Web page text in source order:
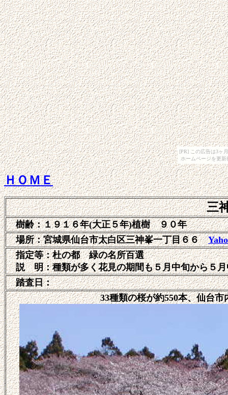
[PR] この広告は3ヶ
ホームページを更
ＨＯＭＥ
三
樹齢：１９１６年(大正５年)植樹 ９０年
場所：宮城県仙台市太白区三神峯一丁目６６
指定等：杜の都 緑の名所百選
説 明：種類が多く花見の期間も５月中旬から５
踏査日：
33種類の桜が約550本、仙台